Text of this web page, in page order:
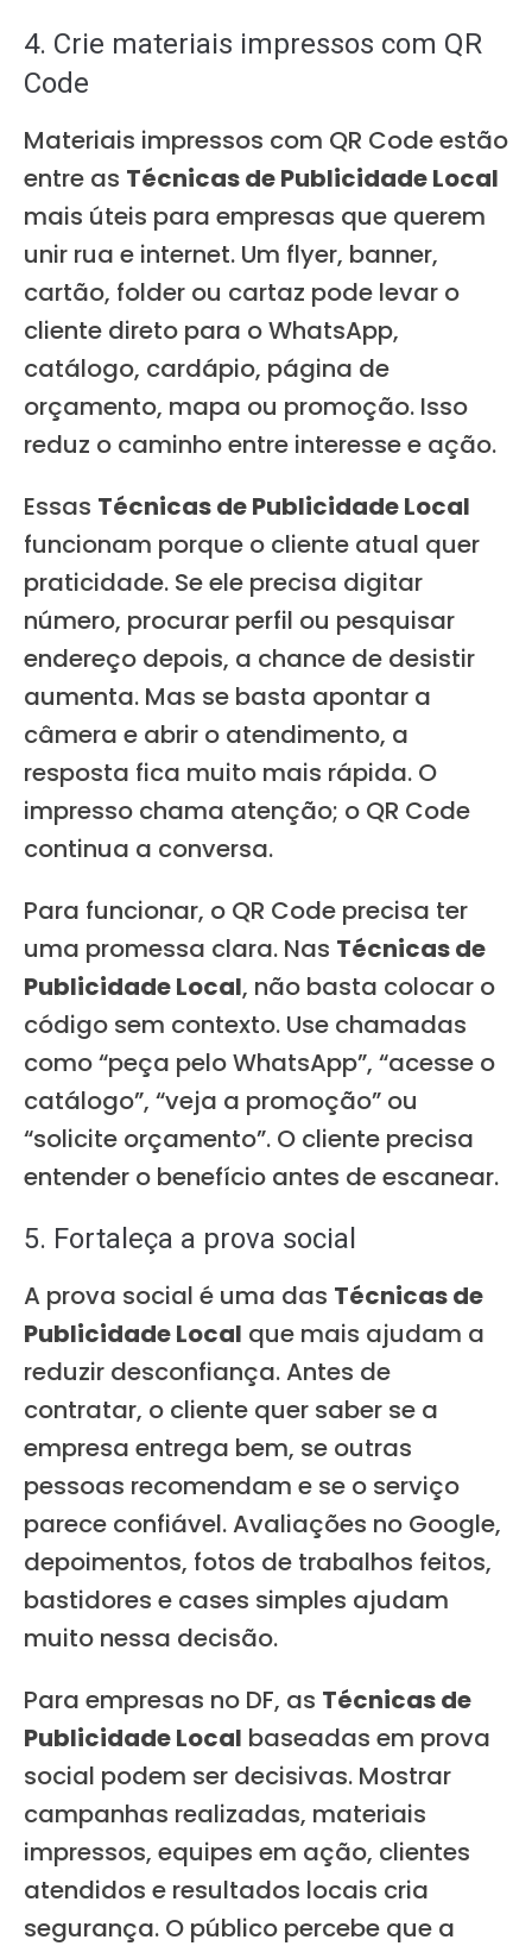
4. Crie materiais impressos com QR
Code
Materiais impressos com QR Code estão
entre as Técnicas de Publicidade Local
mais úteis para empresas que querem
unir rua e internet. Um flyer, banner,
cartão, folder ou cartaz pode levar o
cliente direto para o WhatsApp,
catálogo, cardápio, página de
orçamento, mapa ou promoção. Isso
reduz o caminho entre interesse e ação.
Essas Técnicas de Publicidade Local
funcionam porque o cliente atual quer
praticidade. Se ele precisa digitar
número, procurar perfil ou pesquisar
endereço depois, a chance de desistir
aumenta. Mas se basta apontar a
câmera e abrir o atendimento, a
resposta fica muito mais rápida. O
impresso chama atenção; o QR Code
continua a conversa.
Para funcionar, o QR Code precisa ter
uma promessa clara. Nas Técnicas de
Publicidade Local, não basta colocar o
código sem contexto. Use chamadas
como “peça pelo WhatsApp”, “acesse o
catálogo”, “veja a promoção” ou
“solicite orçamento”. O cliente precisa
entender o benefício antes de escanear.
5. Fortaleça a prova social
A prova social é uma das Técnicas de
Publicidade Local que mais ajudam a
reduzir desconfiança. Antes de
contratar, o cliente quer saber se a
empresa entrega bem, se outras
pessoas recomendam e se o serviço
parece confiável. Avaliações no Google,
depoimentos, fotos de trabalhos feitos,
bastidores e cases simples ajudam
muito nessa decisão.
Para empresas no DF, as Técnicas de
Publicidade Local baseadas em prova
social podem ser decisivas. Mostrar
campanhas realizadas, materiais
impressos, equipes em ação, clientes
atendidos e resultados locais cria
segurança. O público percebe que a